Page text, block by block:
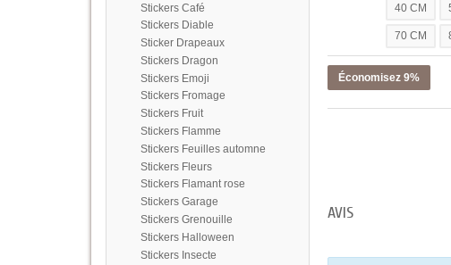
Stickers Café
Stickers Diable
Sticker Drapeaux
Stickers Dragon
Stickers Emoji
Stickers Fromage
Stickers Fruit
Stickers Flamme
Stickers Feuilles automne
Stickers Fleurs
Stickers Flamant rose
Stickers Garage
Stickers Grenouille
Stickers Halloween
Stickers Insecte
40 CM
70 CM
Économisez 9%
AVIS